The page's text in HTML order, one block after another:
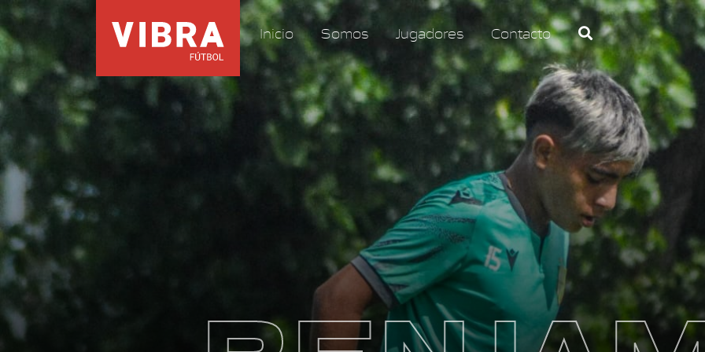
Inicio Somos Jugadores Contacto